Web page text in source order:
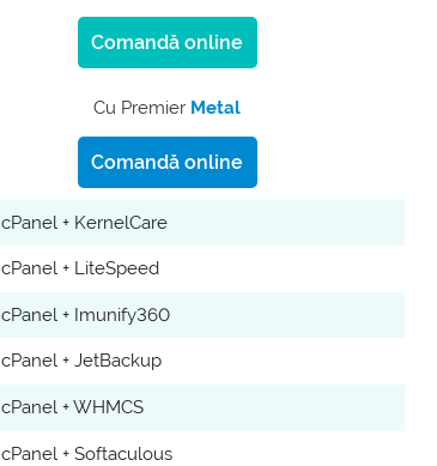
Comandă online
Cu Premier Metal
Comandă online
cPanel + KernelCare
cPanel + LiteSpeed
cPanel + Imunify360
cPanel + JetBackup
cPanel + WHMCS
cPanel + Softaculous